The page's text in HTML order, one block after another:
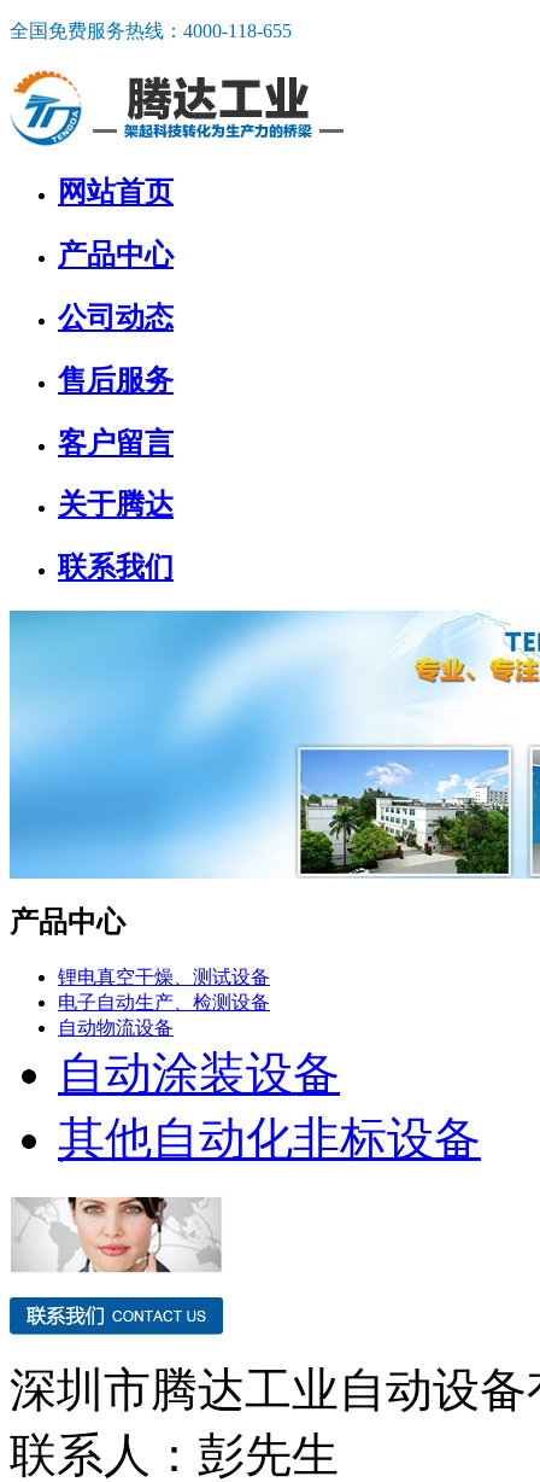
全国免费服务热线： 4000-118-655
网站首页
产品中心
公司动态
售后服务
客户留言
关于腾达
联系我们
产品中心
锂电真空干燥、测试设备
电子自动生产、检测设备
自动物流设备
自动涂装设备
其他自动化非标设备
深圳市腾达工业自动设
联系人：彭先生